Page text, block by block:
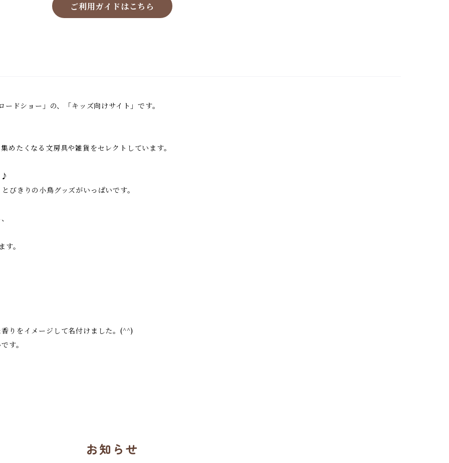
ご利用ガイドはこちら
ドショー」の、「キッズ向けサイト」です。
めたくなる文房具や雑貨をセレクトしています。
♪
びきりの小鳥グッズがいっぱいです。
。
りをイメージして名付けました。(^^)
す。
お知らせ